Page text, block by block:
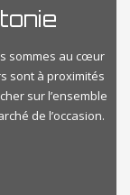
sommes au cœur
sont à proximités
sur l’ensemble
de l’occasion.